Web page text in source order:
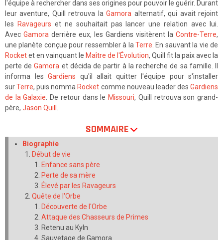
l'équipe à rechercher dans ses origines pour pouvoir le guérir. Durant
leur aventure, Quill retrouva laGamora alternatif, qui avait rejoint
les
Ravageurs et ne souhaitait pas lancer une relation avec lui.
Avec Gamora derrière eux, les Gardiens visitèrent la Contre-Terre,
une planète conçue pour ressembler à la Terre . En sauvant la vie de
Rocketet en vainquant le Maître de l'Évolution, Quill fit la paix avec la
perte deGamora et décida de partir à la recherche de sa famille. Il
informa les Gardiens qu'il allait quitter l'équipe pour s'installer
surTerre, puis nomma Rocket comme nouveau leader desGardiens
de la Galaxie . De retour dans le Missouri, Quill retrouva son grand-
père, Jason Quill
SOMMAIRE
Biographie
Début de vie
Enfance sans père
Perte de sa mère
Élevé par les Ravageurs
Quête de l'Orbe
Découverte de l'Orbe
Attaque des Chasseurs de Primes
Retenu au Kyln
Sauvetage de Gamora